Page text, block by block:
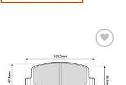
lista de
deseos